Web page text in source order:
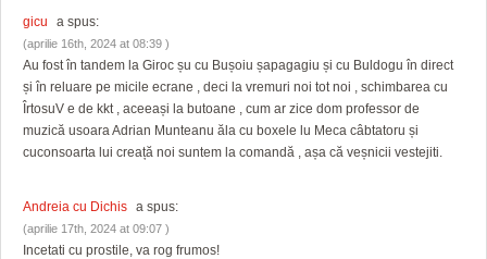
gicu a spus:
(aprilie 16th, 2024 at 08:39 )
Au fost în tandem la Giroc șu cu Bușoiu șapagagiu și cu Buldogu în direct
și în reluare pe micile ecrane , deci la vremuri noi tot noi , schimbarea cu
ÎrtosuV e de kkt , aceeași la butoane , cum ar zice dom professor de
muzică usoara Adrian Munteanu ăla cu boxele lu Meca câbtatoru și
cuconsoarta lui creață noi suntem la comandă , așa că veșnicii vestejiti.
Andreia cu Dichis a spus:
(aprilie 17th, 2024 at 09:07 )
Incetati cu prostile, va rog frumos!